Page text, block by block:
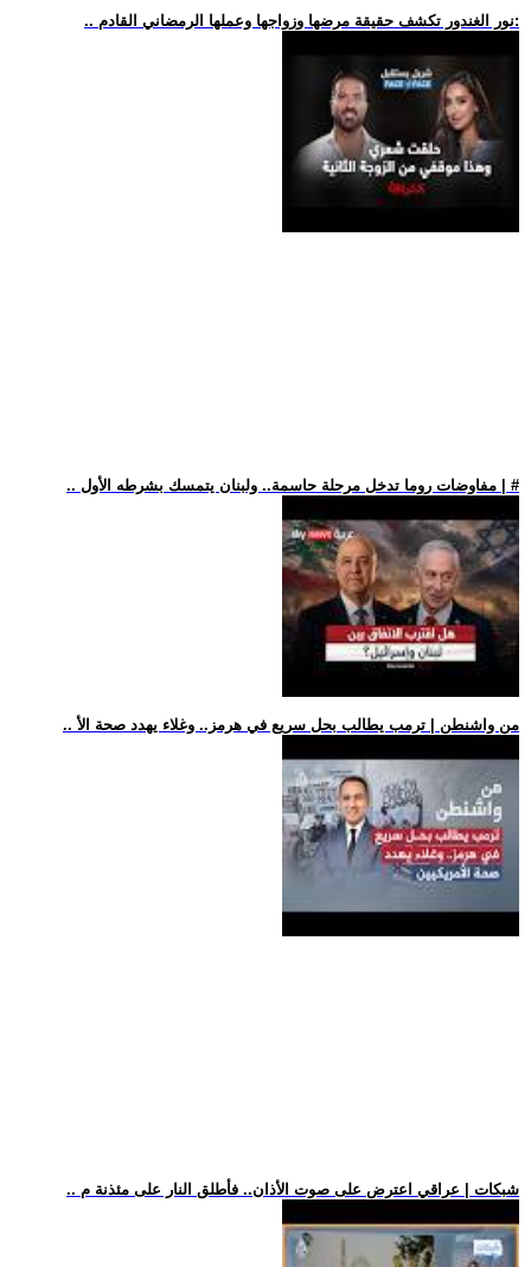
.. نور الغندور تكشف حقيقة مرضها وزواجها وعملها الرمضاني القادم:
.. مفاوضات روما تدخل مرحلة حاسمة.. ولبنان يتمسك بشرطه الأول | #
.. من واشنطن | ترمب يطالب بحل سريع في هرمز.. وغلاء يهدد صحة الأ
.. شبكات | عراقي اعترض على صوت الأذان.. فأطلق النار على مئذنة م